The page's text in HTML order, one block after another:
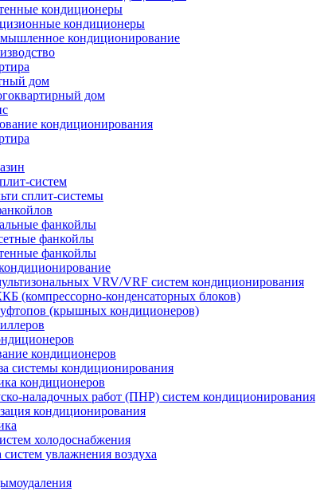
кондиционеры
кондиционеры
кондиционирование
дом
дом
кондиционирования
систем
сплит-системы
фанкойлы
фанкойлы
фанкойлы
VRV/VRF систем кондиционирования
(компрессорно-конденсаторных блоков)
(крышных кондиционеров)
кондиционеров
системы кондиционирования
кондиционеров
наладочных работ (ПНР) систем кондиционирования
кондиционирования
холодоснабжения
систем увлажнения воздуха